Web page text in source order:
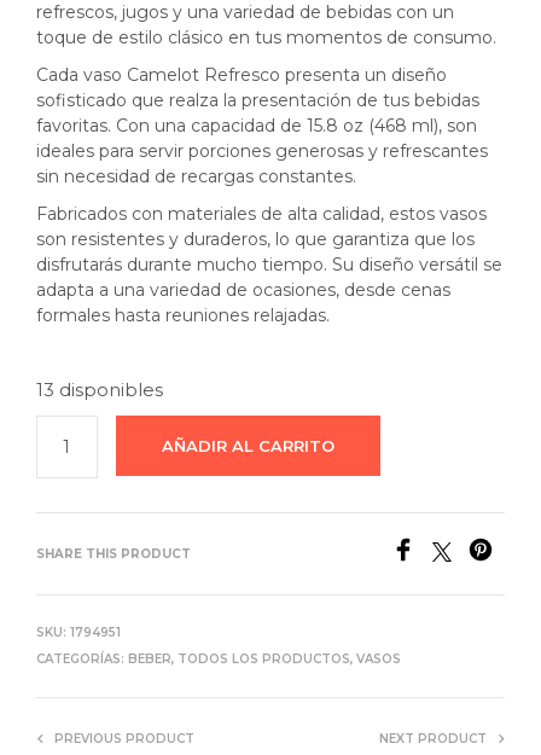
refrescos, jugos y una variedad de bebidas con un
toque de estilo clásico en tus momentos de consumo.
Cada vaso Camelot Refresco presenta un diseño
sofisticado que realza la presentación de tus bebidas
favoritas. Con una capacidad de 15.8 oz (468 ml), son
ideales para servir porciones generosas y refrescantes
sin necesidad de recargas constantes.
Fabricados con materiales de alta calidad, estos vasos
son resistentes y duraderos, lo que garantiza que los
disfrutarás durante mucho tiempo. Su diseño versátil se
adapta a una variedad de ocasiones, desde cenas
formales hasta reuniones relajadas.
13 disponibles
AÑADIR AL CARRITO
SHARE THIS PRODUCT
SKU: 1794951
CATEGORÍAS: BEBER, TODOS LOS PRODUCTOS, VASOS
PREVIOUS PRODUCT NEXT PRODUCT